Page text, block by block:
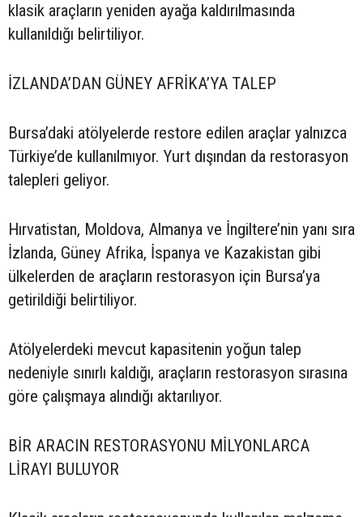
klasik araçların yeniden ayağa kaldırılmasında
kullanıldığı belirtiliyor.
İZLANDA’DAN GÜNEY AFRİKA’YA TALEP
Bursa’daki atölyelerde restore edilen araçlar yalnızca
Türkiye’de kullanılmıyor. Yurt dışından da restorasyon
talepleri geliyor.
Hırvatistan, Moldova, Almanya ve İngiltere’nin yanı sıra
İzlanda, Güney Afrika, İspanya ve Kazakistan gibi
ülkelerden de araçların restorasyon için Bursa’ya
getirildiği belirtiliyor.
Atölyelerdeki mevcut kapasitenin yoğun talep
nedeniyle sınırlı kaldığı, araçların restorasyon sırasına
göre çalışmaya alındığı aktarılıyor.
BİR ARACIN RESTORASYONU MİLYONLARCA
LİRAYI BULUYOR